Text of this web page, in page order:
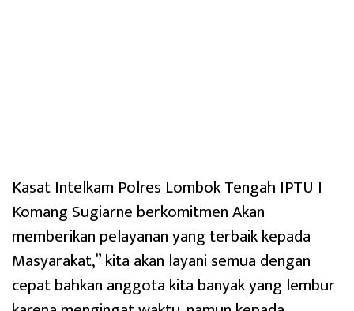
Kasat Intelkam Polres Lombok Tengah IPTU I
Komang Sugiarne berkomitmen Akan
memberikan pelayanan yang terbaik kepada
Masyarakat,” kita akan layani semua dengan
cepat bahkan anggota kita banyak yang lembur